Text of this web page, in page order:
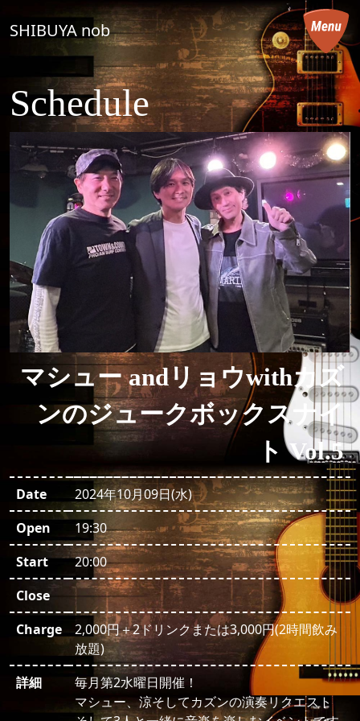
コンテンツへスキップ
メインナビゲーション
SHIBUYA nob
Schedule
マシュー andリョウwithカズ
ンのジュークボックスナイ
ト Vol.5
Date
2024年10月09日(水)
Open
19:30
Start
20:00
Close
Charge
2,000円＋2ドリンクまたは3,000円(2時間飲み
放題)
詳細
毎月第2水曜日開催！
マシュー、涼そしてカズンの演奏リクエスト